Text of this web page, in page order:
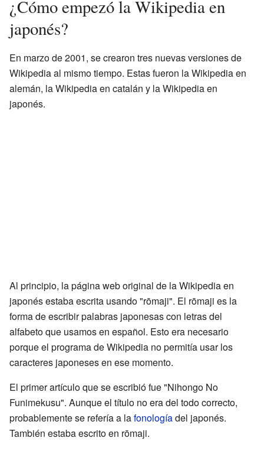
¿Cómo empezó la Wikipedia en
japonés?
En marzo de 2001, se crearon tres nuevas versiones de
Wikipedia al mismo tiempo. Estas fueron la Wikipedia en
alemán, la Wikipedia en catalán y la Wikipedia en
japonés.
Al principio, la página web original de la Wikipedia en
japonés estaba escrita usando "rōmaji". El rōmaji es la
forma de escribir palabras japonesas con letras del
alfabeto que usamos en español. Esto era necesario
porque el programa de Wikipedia no permitía usar los
caracteres japoneses en ese momento.
El primer artículo que se escribió fue "Nihongo No
Funimekusu". Aunque el título no era del todo correcto,
probablemente se refería a lafonologíadel japonés.
También estaba escrito en rōmaji.